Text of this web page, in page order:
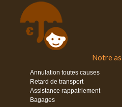
Notre
Annulation toutes causes
Retard de transport
Assistance rappatriement
Bagages